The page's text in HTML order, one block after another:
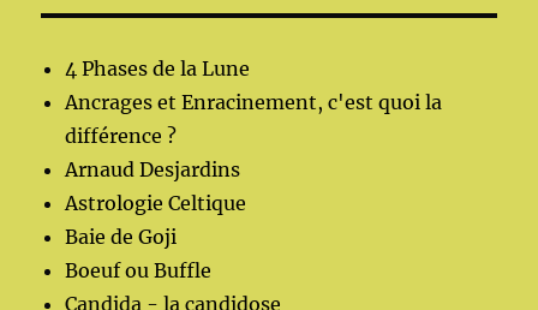
4 Phases de la Lune
Ancrages et Enracinement, c'est quoi la
différence ?
Arnaud Desjardins
Astrologie Celtique
Baie de Goji
Boeuf ou Buffle
Candida - la candidose